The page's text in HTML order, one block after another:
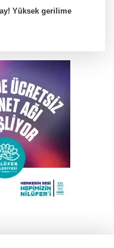
Yüksek gerilime
çiftçi çok rahat!
çarptı: 1’i polis
Kurucu Yönetimi
silahlı saldırı!